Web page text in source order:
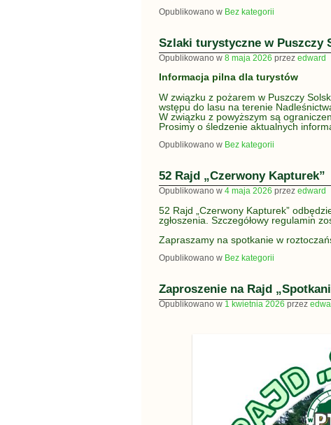
Opublikowano w Bez kategorii
Szlaki turystyczne w Puszczy
Opublikowano w 8 maja 2026 przez edward
Informacja pilna dla turystów
W związku z pożarem w Puszczy
wstępu do lasu na terenie
W związku z powyższym są
Prosimy o śledzenie aktualnych
Opublikowano w Bez kategorii
52 Rajd „Czerwony Kapturek”
Opublikowano w 4 maja 2026 przez edward
52 Rajd „Czerwony Kapturek”
zgłoszenia. Szczegółowy regulamin
Zapraszamy na spotkanie w
Opublikowano w Bez kategorii
Zaproszenie na Rajd
Opublikowano w 1 kwietnia 2026 przez